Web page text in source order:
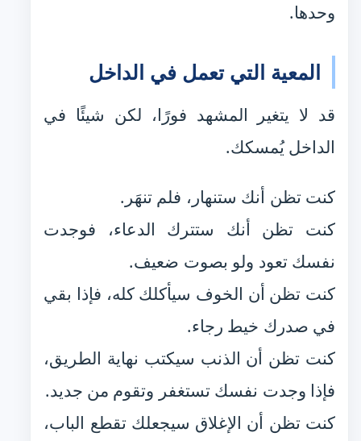
وحدها.
المعية التي تعمل في الداخل
قد لا يتغير المشهد فورًا، لكن شيئًا في
الداخل يُمسكك.
كنت تظن أنك ستنهار، فلم تنهَر.
كنت تظن أنك ستترك الدعاء، فوجدت
نفسك تعود ولو بصوت ضعيف.
كنت تظن أن الخوف سيأكلك كله، فإذا بقي
في صدرك خيط رجاء.
كنت تظن أن الذنب سيكتب نهاية الطريق،
فإذا وجدت نفسك تستغفر وتقوم من جديد.
كنت تظن أن الإغلاق سيجعلك تقطع الباب،